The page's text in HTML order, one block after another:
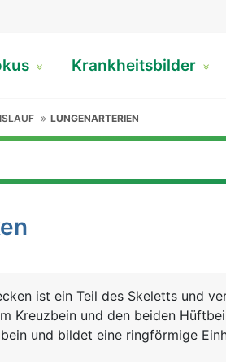
Krankheitsbilder
LUNGENARTERIEN
ist ein Teil des Skeletts und
Kreuzbein und den beiden
und bildet eine ringförmige